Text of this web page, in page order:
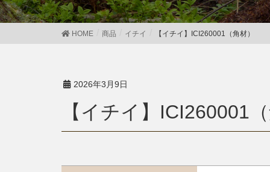
HOME 商品 イチイ 【イチイ】ICI260001（角材）
2026年3月9日
【イチイ】ICI260001